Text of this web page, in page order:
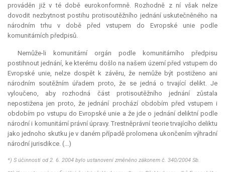
prováděn již v té době eurokonformně. Rozhodně z ní však nelze
dovodit nezbytnost postihu protisoutěžního jednání uskutečněného na
národním trhu v době před vstupem do Evropské unie podle
komunitárních předpisů.
Nemůže-li komunitární orgán podle komunitárního předpisu
postihnout jednání, ke kterému došlo na našem území před vstupem do
Evropské unie, nelze dospět k závěru, že nemůže být postiženo ani
národním soutěžním úřadem proto, že se jedná o trvající delikt. Je
vyloučeno, aby rozhodná část protisoutěžního jednání zůstala
nepostižena jen proto, že jednání prochází obdobím před vstupem i
obdobím po vstupu do Evropské unie a že jde o jednání deliktní podle
národní i komunitární právní úpravy. Trestněprávní teorie trvajícího deliktu
jako jednoho skutku je v daném případě prolomena ukončením výhradní
národní jurisdikce. (...)
*) S účinností od 2. 6. 2004 bylo ustanovení změněno zákonem č. 340/2004 Sb.